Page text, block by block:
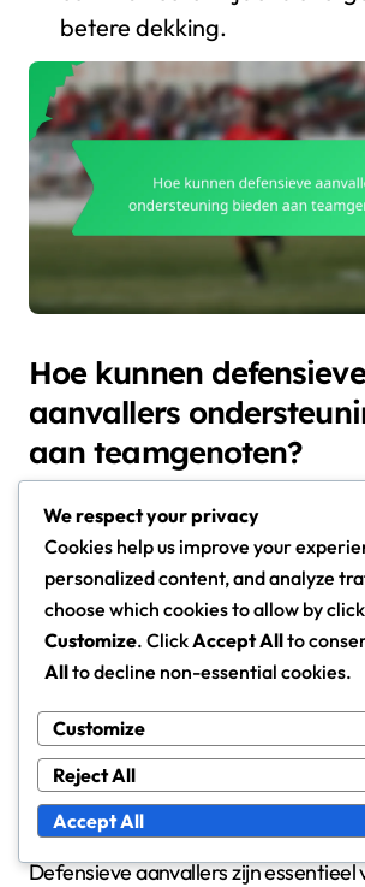
betere dekking.
Hoe kunnen defensieve
aanvallers
aan teamgenoten?
bieden van ondersteuning aan hun
door de teamformatie te behouden,
te faciliteren en de communicatie te
positionering en acties kunnen de
effectiviteit van de verdediging
responsief blijft tijdens het spel.
Rol van defensieve
behouden van de
Defensieve aanvallers zijn
We respect your privacy
Cookies help us improve your
personalized content, and analyze
choose which cookies to allow by
Customize. ClickAccept Allto
Allto decline non-essential cookies.
Customize
Reject All
Accept All